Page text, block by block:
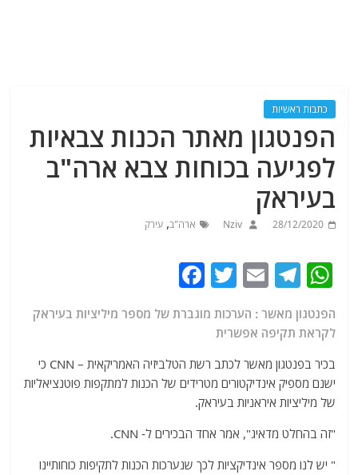
כתבות ראשיות
הפנטגון מאתר הכנות צבאיות
לפגיעה בכוחות צבא ארה"ב
בעיראק
28/12/2020
Nziv ארה"ב,עירק
W
at
s
A
p
p
T
e
g
ra
m
E
ai
l
T
itt
er
c
e
b
o
k
הפנטגון מאשר : הערכות מוגברת של מספר מיליציות בעיראק
לקראת תקיפה אפשרית
בכיר בפנטגון מאשר לכתב רשת הטלביזיה האמריקאית – CNN כי
ישנם מספיק אינדיקטורים מטרידים של הכנות למתקפות פוטנציאליות
של מיליציות איראניות בעיראק.
"זה בהחלט מדאיג", אמר אחד הבכירים ל- CNN.
" יש לנו מספר אינדיקציות לכך שנערכות הכנות לתקיפות כוחותיינו